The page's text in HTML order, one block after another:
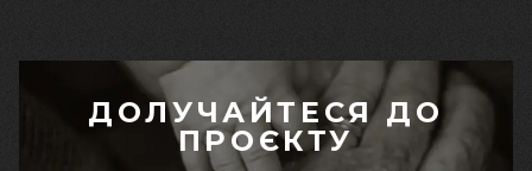
ДОЛУЧАЙТЕСЯ ДО
ПРОЄКТУ